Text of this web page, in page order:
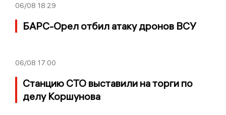
06/08 18:29
БАРС-Орел отбил атаку дронов ВСУ
06/08 17:00
Станцию СТО выставили на торги по
делу Коршунова